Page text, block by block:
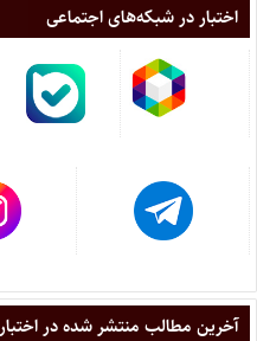
اختبار در شبکه‌های اجتماعی
آخرین مطالب منتشر شده در اختبار